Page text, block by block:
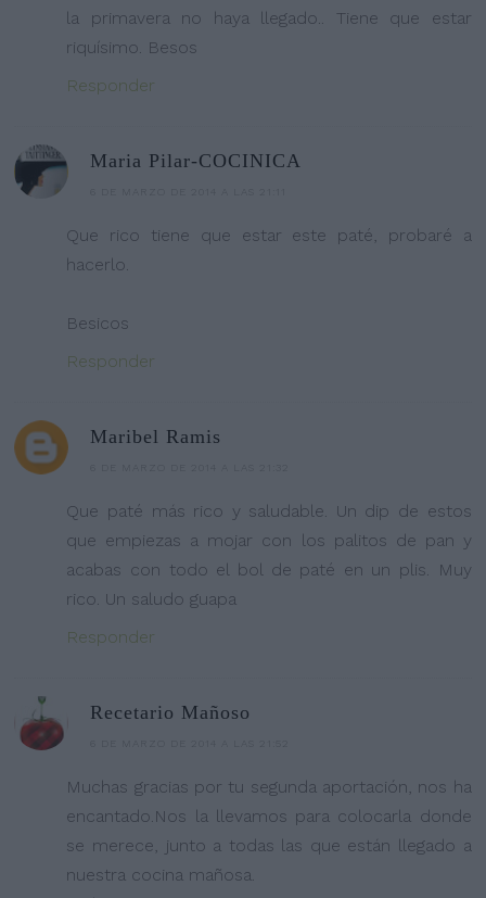
la primavera no haya llegado.. Tiene que estar
riquísimo. Besos
Responder
Maria Pilar-COCINICA
Que rico tiene que estar este paté, probaré a
hacerlo.
Besicos
Responder
Maribel Ramis
Que paté más rico y saludable. Un dip de estos
que empiezas a mojar con los palitos de pan y
acabas con todo el bol de paté en un plis. Muy
rico. Un saludo guapa
Responder
Recetario Mañoso
Muchas gracias por tu segunda aportación, nos ha
encantado.Nos la llevamos para colocarla donde
se merece, junto a todas las que están llegado a
nuestra cocina mañosa.